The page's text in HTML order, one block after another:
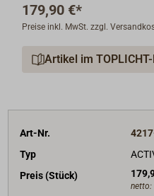
mit 5 W (5 V/1 A)
betriebsbereit gehalten.
Typ ACTIVE wird flach
Stromaufnahme beim
multispannungsfähig 10-
Farbe schwarz.
179,90 €*
Preise inkl. MwSt. zzgl.
Artikel im
Art-Nr.
Typ
Preis (Stück)
netto: